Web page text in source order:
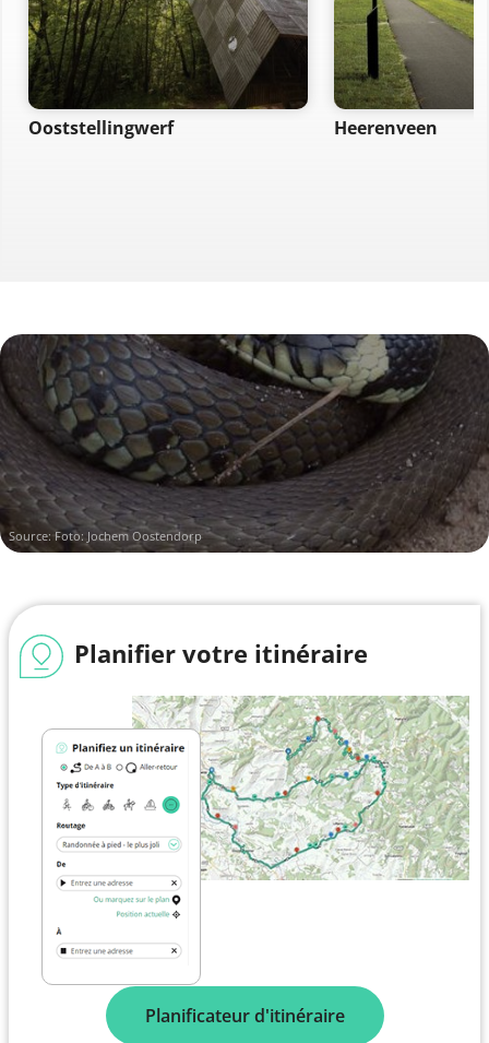
Ooststellingwerf Heerenveen
Source: Foto: Jochem Oostendorp
Planifier votre itinéraire
Planificateur d'itinéraire